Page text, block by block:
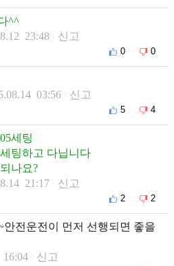
^^
23:48 신고
0 0
03:56 신고
5 4
세팅
팅하고 다닙니다
나요?
21:17 신고
2 2
안전운전이 먼저 선행되면 좋을
16:04 신고